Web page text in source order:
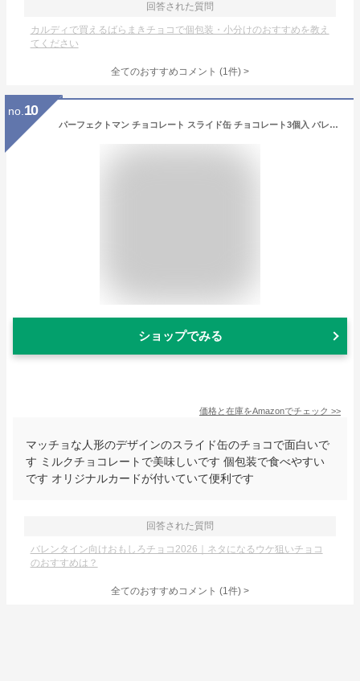
回答された質問
カルディで買えるばらまきチョコで個包装・小分けのおすすめを教え
てください
全てのおすすめコメント (1件) >
no. 10
パーフェクトマン チョコレート スライド缶 チョコレート3個入 バレンタイン 筋肉 マッチョ 缶入り ミルクチョコ ギフト おもしろチョコ [ Pompatieオリジナルカード付き ]
ショップでみる
価格と在庫をAmazonでチェック >>
マッチョな人形のデザインのスライド缶のチョコで面白いで
す ミルクチョコレートで美味しいです 個包装で食べやすい
です オリジナルカードが付いていて便利です
回答された質問
バレンタイン向けおもしろチョコ2026｜ネタになるウケ狙いチョコ
のおすすめは？
全てのおすすめコメント (1件) >